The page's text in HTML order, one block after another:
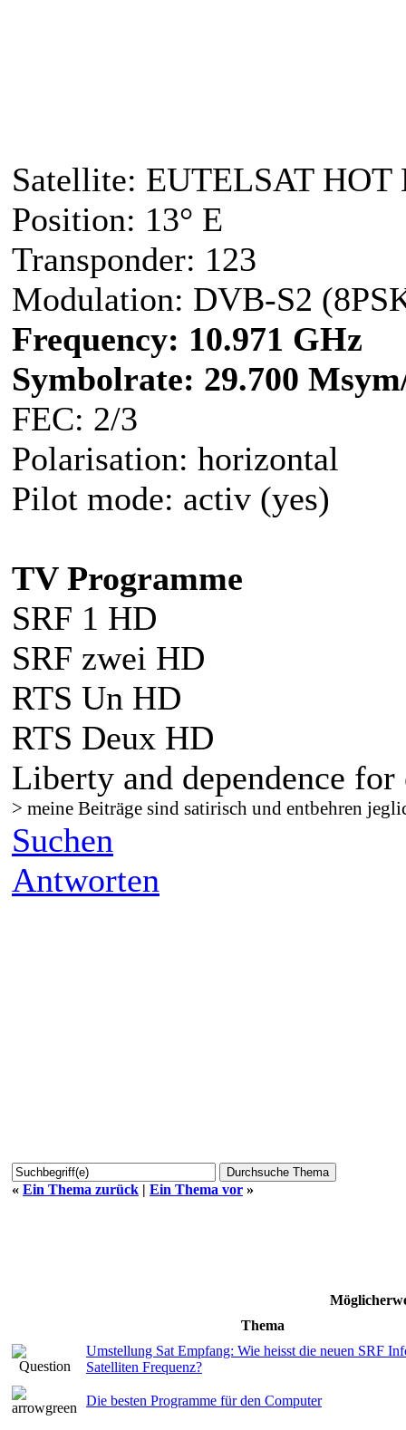
Satellite: EUTELSAT HOT
Position: 13° E
Transponder: 123
Modulation: DVB-S2
Frequency: 10.971 GHz
Symbolrate: 29.700
FEC: 2/3
Polarisation: horizontal
Pilot mode: activ (yes)
TV Programme
SRF 1 HD
SRF zwei HD
RTS Un HD
RTS Deux HD
Liberty and dependence for
> meine Beiträge sind satirisch und entbehren
Suchen
Antworten
« Ein Thema zurück | Ein Thema vor »
Thema
Umstellung Sat Empfang: Wie heisst die neuen SRF
Satelliten Frequenz?
Die besten Programme für den Computer